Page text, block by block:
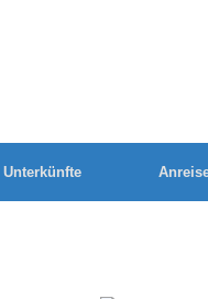
Unterkünfte